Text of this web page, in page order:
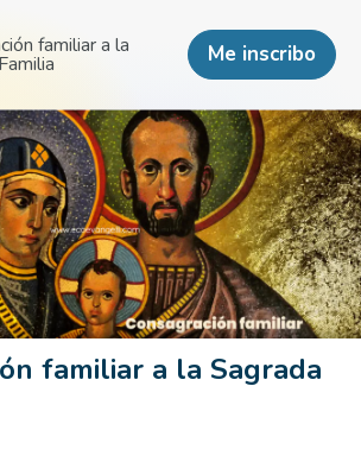
familiar a la Me inscribo
familiar a la Sagrada